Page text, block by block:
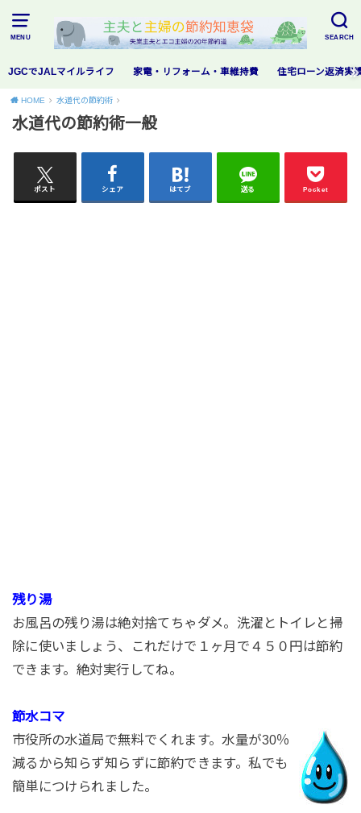
MENU SEARCH
JGCでJALマイルライフ 家電・リフォーム・車維持費 住宅ローン返済実
HOME 水道代の節約術
水道代の節約術一般
ポスト シェア はてブ 送る Pocket
残り湯
お風呂の残り湯は絶対捨てちゃダメ。洗濯とトイレと掃
除に使いましょう、これだけで１ヶ月で４５０円は節約
できます。絶対実行してね。
節水コマ
市役所の水道局で無料でくれます。水量が30％
減るから知らず知らずに節約できます。私でも
簡単につけられました。